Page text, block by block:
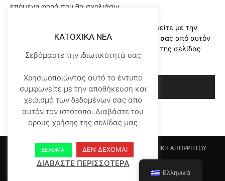
επόμενη φορά που θα σχολιάσω.
Χρησιμοποιώντας αυτό το έντυπο συμφωνείτε με την
αποθήκευση και χειρισμό των δεδομένων σας από αυτόν
τον ιστότοπο..Διαβάστε του ορους χρήσης της σελίδας
μας*
Αρχικη KATOHIKA NEA Login Register
ΠΟΛΙΤΙΚΗ ΑΠΟΡΡΗΤΟΥ
ΟΡΟΙ ΧΡΗΣΗΣ
ΕΠΙΚΟΙΝΩΝΙΑ
© Newspaper WordPress Theme by TagDiv
KATOXIKA NEA
Σεβόμαστε την ιδιωτικότητά σας
Χρησιμοποιώντας αυτό το έντυπο
συμφωνείτε με την αποθήκευση και
χειρισμό των δεδομένων σας από
αυτόν τον ιστότοπο..Διαβάστε του
ορους χρήσης της σελίδας μας
ΔΕΧΟΜΑΙ ΔΕΝ ΔΕΧΟΜΑΙ
ΔΙΑΒΑΣΤΕ ΠΕΡΙΣΣΟΤΕΡΑ
Ελληνικά